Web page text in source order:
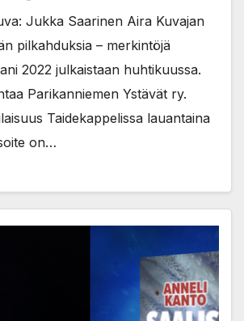
Jukka Saarinen Aira Kuvajan
pilkahduksia – merkintöjä
2022 julkaistaan huhtikuussa.
Parikanniemen Ystävät ry.
Taidekappelissa lauantaina
on…